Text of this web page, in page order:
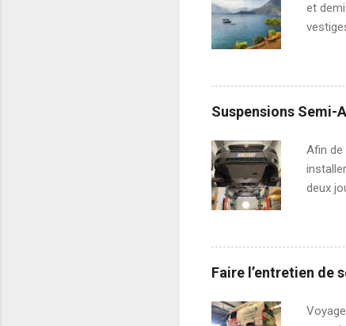
et
le sud
Suspensions Semi-
Afin
deux
avait
Faire l’entretien de